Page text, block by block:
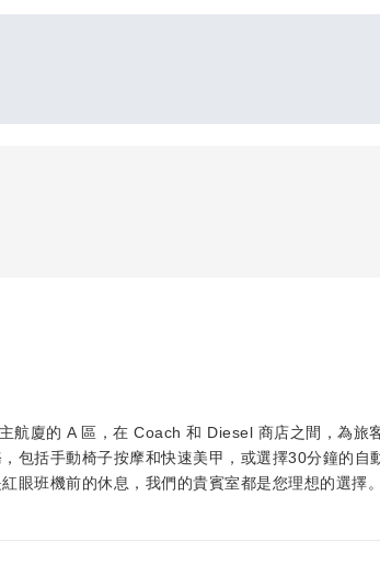
航廈的 A 區，在 Coach 和 Diesel 商店之間，為旅
包括手動椅子按摩和快速美甲，或選擇30分鐘的自
眼班機前的休息，我們的貴賓室都是您理想的選擇。